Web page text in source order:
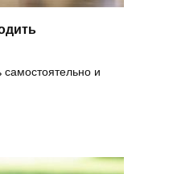
самостоятельно и